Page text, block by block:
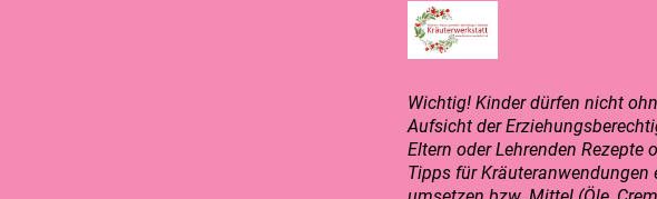
Wichtig! Kinder dürfen nicht
Aufsicht der
Eltern oder Lehrenden Rezepte
Tipps für Kräuteranwendungen